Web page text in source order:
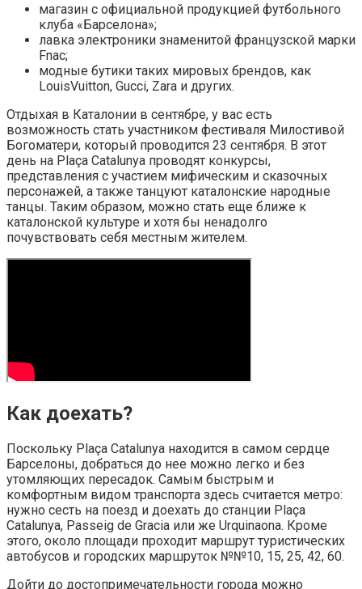
магазин с официальной продукцией футбольного
клуба «Барселона»;
лавка электроники знаменитой французской марки
Fnac;
модные бутики таких мировых брендов, как
LouisVuitton, Gucci, Zara и других.
Отдыхая в Каталонии в сентябре, у вас есть
возможность стать участником фестиваля Милостивой
Богоматери, который проводится 23 сентября. В этот
день на Plaça Catalunya проводят конкурсы,
представления с участием мифическим и сказочных
персонажей, а также танцуют каталонские народные
танцы. Таким образом, можно стать еще ближе к
каталонской культуре и хотя бы ненадолго
почувствовать себя местным жителем.
Как доехать?
Поскольку Plaça Catalunya находится в самом сердце
Барселоны, добраться до нее можно легко и без
утомляющих пересадок. Самым быстрым и
комфортным видом транспорта здесь считается метро:
нужно сесть на поезд и доехать до станции Plaça
Catalunya, Passeig de Gracia или же Urquinaona. Кроме
этого, около площади проходит маршрут туристических
автобусов и городских маршруток №№10, 15, 25, 42, 60.
Дойти до достопримечательности города можно